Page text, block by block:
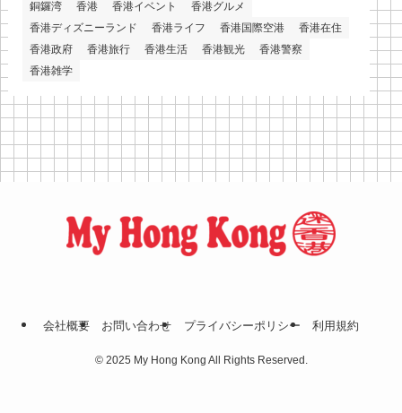
銅鑼湾
香港 香港イベント
香港グルメ
香港ディズニーランド
香港ライフ 香港国際空港
香港在住
香港政府
香港旅行 香港生活 香港観光
香港警察
香港雑学
会社概要 お問い合わせ プライバシーポリシー 利⽤規約
©2025 My Hong Kong All Rights Reserved.